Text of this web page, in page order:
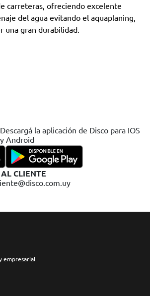
carreteras, ofreciendo excelente
del agua evitando el aquaplaning,
una gran durabilidad.
Descargá la aplicación de Disco para IOS
y Android
CLIENTE
empresarial